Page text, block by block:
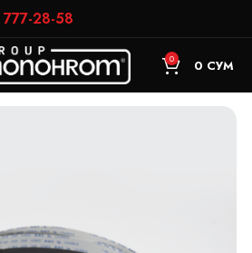
777-28-58
0 0 СУМ